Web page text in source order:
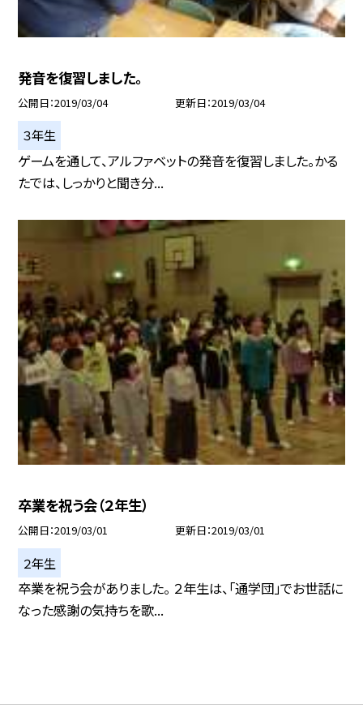
発音を復習しました。
公開日 2019/03/04 更新日 2019/03/04
３年生
ゲームを通して、アルファベットの発音を復習しました。かる
たでは、しっかりと聞き分...
卒業を祝う会（２年生）
公開日 2019/03/01 更新日 2019/03/01
２年生
卒業を祝う会がありました。 ２年生は、「通学団」でお世話に
なった感謝の気持ちを歌...